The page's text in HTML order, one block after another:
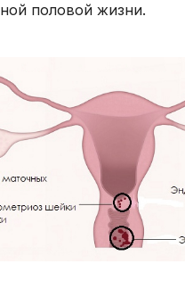
половой жизни.